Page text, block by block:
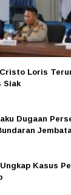
Loris
Siak
Dugaan
Kasus